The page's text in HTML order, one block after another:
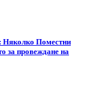
Няколко Поместни
за провеждане на